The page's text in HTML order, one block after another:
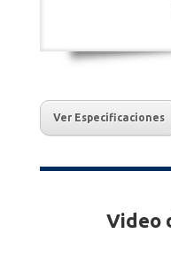
Ver Especificaciones
Video